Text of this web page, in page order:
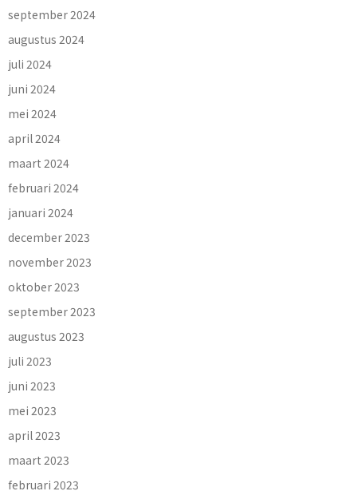
september 2024
augustus 2024
juli 2024
juni 2024
mei 2024
april 2024
maart 2024
februari 2024
januari 2024
december 2023
november 2023
oktober 2023
september 2023
augustus 2023
juli 2023
juni 2023
mei 2023
april 2023
maart 2023
februari 2023